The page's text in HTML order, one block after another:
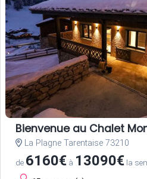
Bienvenue au Chalet
La Plagne Tarentaise 73210
de 6160€ à 13090€ la